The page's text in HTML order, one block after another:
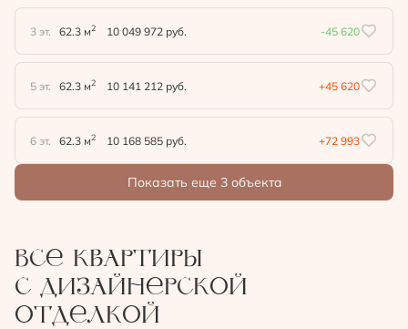
3 эт. 62.3 м2 10 049 972 руб. -45 620
5 эт. 62.3 м2 10 141 212 руб. +45 620
6 эт. 62.3 м2 10 168 585 руб. +72 993
Показать еще 3 объектa
Все квартиры
с дизайнерской
отделкой